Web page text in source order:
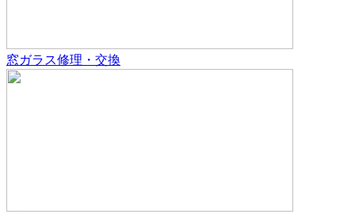
窓ガラス修理・交換